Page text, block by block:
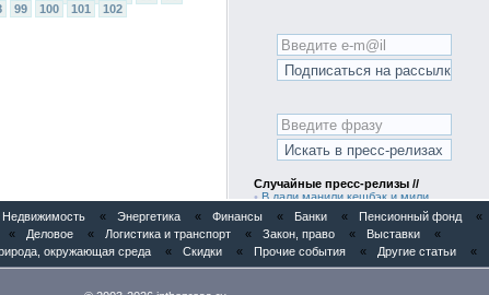
99 100 101 102
Случайные пресс-релизы //
• В дали манили кешбэк и мили.
«Выберу.ру» подготовил рейтинг карт
для путешествий летом 2026 года
Анализ рынка сырья для ЛКМ в
России
Анализ рынка профиля алюминиевого
Недвижимость « Энергетика « Финансы « Банки « Пенсионный фонд
«
« Деловое « Логистика и транспорт « Закон, право « Выставки
«
окружающая среда « Скидки « Прочие события « Другие статьи «